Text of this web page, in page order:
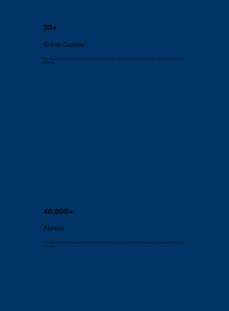
30+
Online Courses
Use this space to promote the business, its products or its services. Help people become familiar with the business and its
offerings.
40,000+
Alumnis
Use this space to promote the business, its products or its services. Help people become familiar with the business and its
offerings.